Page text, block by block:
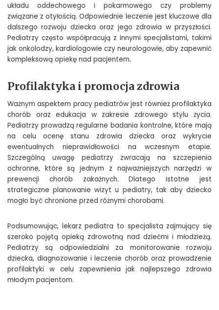
układu oddechowego i pokarmowego czy problemy
związane z otyłością. Odpowiednie leczenie jest kluczowe dla
dalszego rozwoju dziecka oraz jego zdrowia w przyszłości.
Pediatrzy często współpracują z innymi specjalistami, takimi
jak onkolodzy, kardiologowie czy neurologowie, aby zapewnić
kompleksową opiekę nad pacjentem.
Profilaktyka i promocja zdrowia
Ważnym aspektem pracy pediatrów jest również profilaktyka
chorób oraz edukacja w zakresie zdrowego stylu życia.
Pediatrzy prowadzą regularne badania kontrolne, które mają
na celu ocenę stanu zdrowia dziecka oraz wykrycie
ewentualnych nieprawidłowości na wczesnym etapie.
Szczególną uwagę pediatrzy zwracają na szczepienia
ochronne, które są jednym z najważniejszych narzędzi w
prewencji chorób zakaźnych. Dlatego istotne jest
strategiczne planowanie wizyt u pediatry, tak aby dziecko
mogło być chronione przed różnymi chorobami.
Podsumowując, lekarz pediatra to specjalista zajmujący się
szeroko pojętą opieką zdrowotną nad dziećmi i młodzieżą.
Pediatrzy są odpowiedzialni za monitorowanie rozwoju
dziecka, diagnozowanie i leczenie chorób oraz prowadzenie
profilaktyki w celu zapewnienia jak najlepszego zdrowia
młodym pacjentom.